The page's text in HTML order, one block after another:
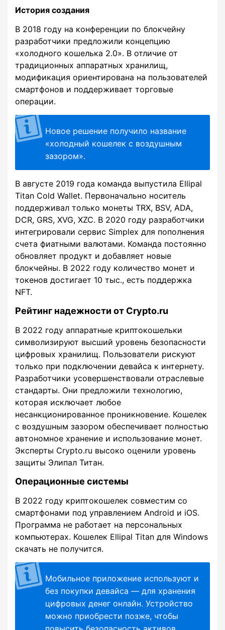
История создания
В 2018 году на конференции по блокчейну
разработчики предложили концепцию
«холодного кошелька 2.0». В отличие от
традиционных аппаратных хранилищ,
модификация ориентирована на пользователей
смартфонов и поддерживает торговые
операции.
Новое решение получило название
«холодный кошелек с воздушным
зазором».
В августе 2019 года команда выпустила Ellipal
Titan Cold Wallet. Первоначально носитель
поддерживал только монеты TRX, BSV, ADA,
DCR, GRS, XVG, XZC. В 2020 году разработчики
интегрировали сервис Simplex для пополнения
счета фиатными валютами. Команда постоянно
обновляет продукт и добавляет новые
блокчейны. В 2022 году количество монет и
токенов достигает 10 тыс., есть поддержка
NFT.
Рейтинг надежности от Crypto.ru
В 2022 году аппаратные криптокошельки
символизируют высший уровень безопасности
цифровых хранилищ. Пользователи рискуют
только при подключении девайса к интернету.
Разработчики усовершенствовали отраслевые
стандарты. Они предложили технологию,
которая исключает любое
несанкционированное проникновение. Кошелек
с воздушным зазором обеспечивает полностью
автономное хранение и использование монет.
Эксперты Crypto.ru высоко оценили уровень
защиты Элипал Титан.
Операционные системы
В 2022 году криптокошелек совместим со
смартфонами под управлением Android и iOS.
Программа не работает на персональных
компьютерах. Кошелек Ellipal Titan для Windows
скачать не получится.
Мобильное приложение используют и
без покупки девайса — для хранения
цифровых денег онлайн. Устройство
можно приобрести позже, чтобы